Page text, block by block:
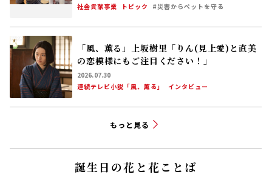
社会貢献事業
トピック #災害からペットを守る
「風、薫る」上坂樹里「りん(見上愛)と直美
の恋模様にもご注目ください！」
2026.07.30
連続テレビ小説「風、薫る」
インタビュー
もっと見る
誕生日の花と花ことば